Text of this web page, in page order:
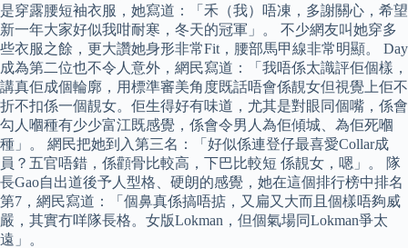
是穿露腰短袖衣服，她寫道：「禾（我）唔凍，多謝關心，希望
新一年大家好似我咁耐寒，冬天的冠軍」。 不少網友叫她穿多
些衣服之餘，更大讚她身形非常Fit，腰部馬甲線非常明顯。 Day
成為第二位也不令人意外，網民寫道：「我唔係太識評佢個樣，
講真佢成個輪廓，用標準審美角度既話唔會係靚女但視覺上佢不
折不扣係一個靚女。佢生得好有味道，尤其是對眼同個嘴，係會
勾人嗰種有少少富江既感覺，係會令男人為佢傾城、為佢死嗰
種」。 網民把她到入第三名：「好似係連登仔最喜愛Collar成
員？五官唔錯，係顴骨比較高，下巴比較短 係靚女，嗯」。 隊
長Gao自出道後予人型格、硬朗的感覺，她在這個排行榜中排名
第7，網民寫道：「個鼻真係搞唔掂，又扁又大而且個樣唔夠威
嚴，其實冇咩隊長格。女版Lokman，但個氣場同Lokman爭太
遠」。